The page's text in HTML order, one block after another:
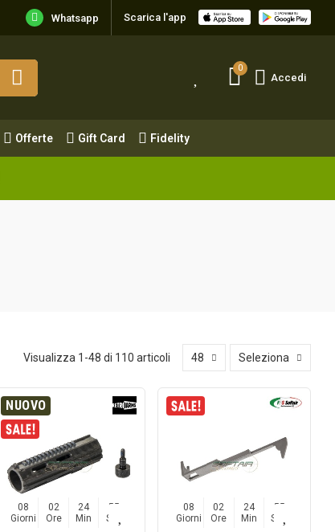
Whatsapp Scarica l'app
0
Accedi
Offerte Gift Card Fidelity
Offerte Gift Card Fidelity
Visualizza 1-48 di 110 articoli 48 Seleziona
NUOVO
08
Giorni
02
Ore
24
Min
54
Sec
08
Giorni
02
Ore
24
Min
54
Sec